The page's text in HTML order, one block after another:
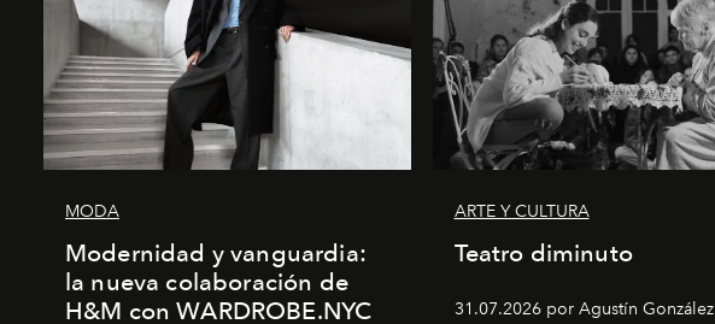
MODA
Modernidad y vanguardia:
la nueva colaboración de
H&M con WARDROBE.NYC
ARTE Y CULTURA
Teatro diminuto
31.07.2026 por Agustín González